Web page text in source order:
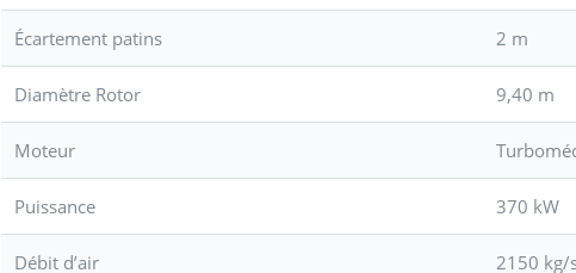
Écartement patins 2 m
Diamètre Rotor 9,40 m
Moteur
Puissance 370 kW
Débit d’air 2150 kg/